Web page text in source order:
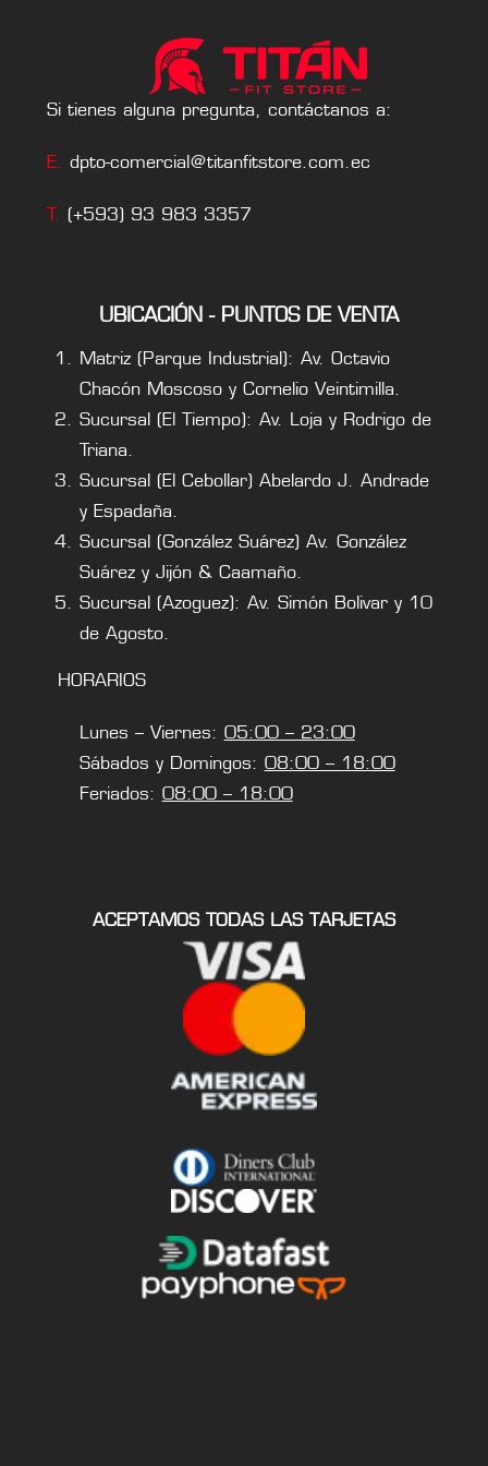
Si tienes alguna pregunta, contáctanos a:
E. dpto-comercial@titanfitstore.com.ec
T. (+593) 93 983 3357
UBICACIÓN - PUNTOS DE VENTA
Matriz (Parque Industrial): Av. Octavio
Chacón Moscoso y Cornelio Veintimilla.
Sucursal (El Tiempo): Av. Loja y Rodrigo de
Triana.
Sucursal (El Cebollar) Abelardo J. Andrade
y Espadaña.
Sucursal (González Suárez) Av. González
Suárez y Jijón & Caamaño.
Sucursal (Azoguez): Av. Simón Bolivar y 10
de Agosto.
HORARIOS
Lunes – Viernes: 05:00 – 23:00
Sábados y Domingos: 08:00 – 18:00
Feriados: 08:00 – 18:00
ACEPTAMOS TODAS LAS TARJETAS